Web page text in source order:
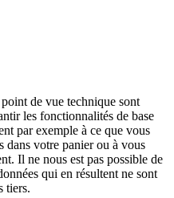
de vue technique sont
les fonctionnalités de base
par exemple à ce que vous
dans votre panier ou à vous
Il ne nous est pas possible de
qui en résultent ne sont
tiers.